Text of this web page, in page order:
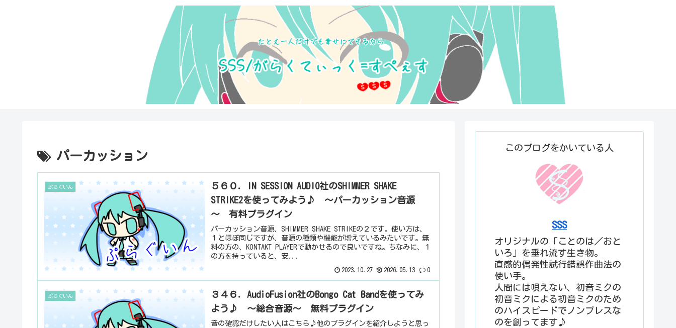
パーカッション
ぷらぐいん
５６０．IN SESSION AUDIO社のSHIMMER SHAKE
STRIKE2を使ってみよう♪ ～パーカッション音源
～ 有料プラグイン
パーカッション音源、SHIMMER SHAKE STRIKEの２です。使い方は、
１とほぼ同じですが、音源の種類や機能が増えているみたいです。無
料の方の、KONTAKT PLAYERで動かせるので良いですね。ちなみに、１
の方を持っていると、安...
2023.10.27 2026.05.13 0
ぷらぐいん
３４６．AudioFusion社のBongo Cat Bandを使ってみ
よう♪ ～総合音源～ 無料プラグイン
音の確認だけしたい人はこちら♪他のプラグインを紹介しようと思っ
このブログをかいている人
SSS
オリジナルの「ことのは／おと
いろ」を垂れ流す生き物。
直感的偶発性試行錯誤作曲法の
使い手。
人間には唄えない、初音ミクの
初音ミクによる初音ミクのため
のハイスピードでノンブレスな
のを創ってます♪